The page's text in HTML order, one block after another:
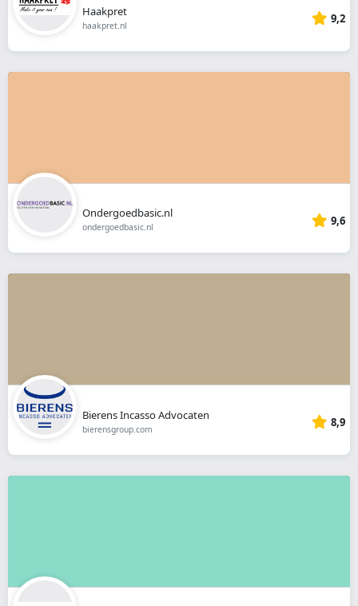
Haakpret
haakpret.nl 9,2
Ondergoedbasic.nl
ondergoedbasic.nl 9,6
Bierens Incasso Advocaten
bierensgroup.com 8,9